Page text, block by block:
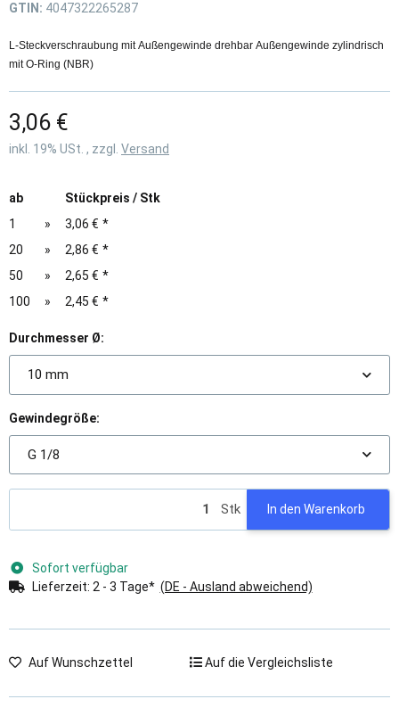
GTIN: 4047322265287
L-Steckverschraubung mit Außengewinde drehbar Außengewinde zylindrisch
mit O-Ring (NBR)
3,06 €
inkl. 19% USt. , zzgl. Versand
ab
Stückpreis / Stk
1
» 3,06 € *
20
» 2,86 € *
50
» 2,65 € *
100
» 2,45 € *
Durchmesser Ø:
10 mm
Gewindegröße:
G 1/8
Stk In den Warenkorb
Sofort verfügbar
Lieferzeit: 2 - 3 Tage* (DE - Ausland abweichend)
Auf Wunschzettel Auf die Vergleichsliste